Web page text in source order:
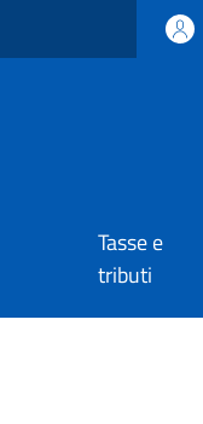
Tasse e
tributi